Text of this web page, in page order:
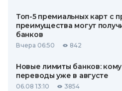
Топ-5 премиальных карт с
преимущества могут
банков
Вчера 06:50 842
Новые лимиты банков:
переводы уже в августе
06.08 13:10 3854